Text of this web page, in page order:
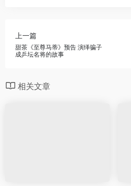
上一篇
甜茶《至尊马蒂》预告 演绎骗子
成乒坛名将的故事
相关文章